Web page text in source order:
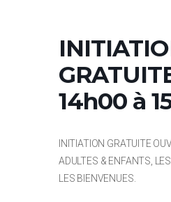
14h00 à
INITIATION GRATUITE
ADULTES & ENFANTS,
LES BIENVENUES.